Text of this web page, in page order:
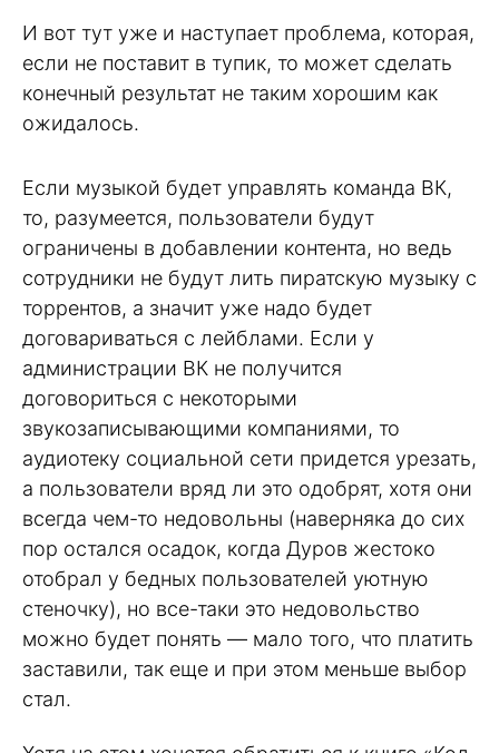
И вот тут уже и наступает проблема, которая,
если не поставит в тупик, то может сделать
конечный результат не таким хорошим как
ожидалось.
Если музыкой будет управлять команда ВК,
то, разумеется, пользователи будут
ограничены в добавлении контента, но ведь
сотрудники не будут лить пиратскую музыку с
торрентов, а значит уже надо будет
договариваться с лейблами. Если у
администрации ВК не получится
договориться с некоторыми
звукозаписывающими компаниями, то
аудиотеку социальной сети придется урезать,
а пользователи вряд ли это одобрят, хотя они
всегда чем-то недовольны (наверняка до сих
пор остался осадок, когда Дуров жестоко
отобрал у бедных пользователей уютную
стеночку), но все-таки это недовольство
можно будет понять — мало того, что платить
заставили, так еще и при этом меньше выбор
стал.